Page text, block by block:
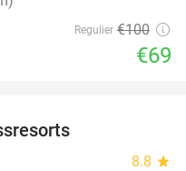
Regulier €100
€69
8.8 star